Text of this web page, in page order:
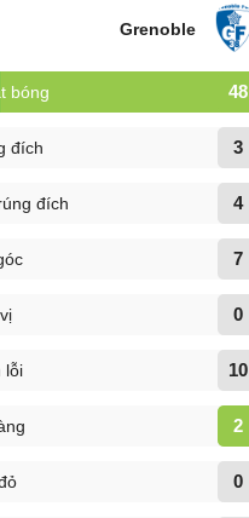
Grenoble
bóng 48
đích 3
đích 4
7
0
lỗi 10
2
0